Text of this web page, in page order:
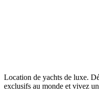
Location de yachts de luxe.
exclusifs au monde et vivez